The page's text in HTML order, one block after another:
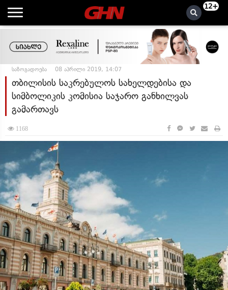
12+
საზოგადოება 08 აპრილი 2019, 14:07
თბილისის საკრებულოს სახელდებისა და
სიმბოლიკის კომისია საჯარო განხილვას
გამართავს
1168